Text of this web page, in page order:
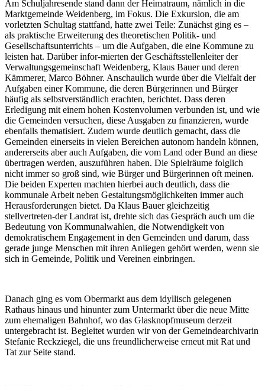
Am Schuljahresende stand dann der Heimatraum, nämlich in die
Marktgemeinde Weidenberg, im Fokus. Die Exkursion, die am
vorletzten Schultag stattfand, hatte zwei Teile: Zunächst ging es –
als praktische Erweiterung des theoretischen Politik- und
Gesellschaftsunterrichts – um die Aufgaben, die eine Kommune zu
leisten hat. Darüber infor-mierten der Geschäftsstellenleiter der
Verwaltungsgemeinschaft Weidenberg, Klaus Bauer und deren
Kämmerer, Marco Böhner. Anschaulich wurde über die Vielfalt der
Aufgaben einer Kommune, die deren Bürgerinnen und Bürger
häufig als selbstverständlich erachten, berichtet. Dass deren
Erledigung mit einem hohen Kostenvolumen verbunden ist, und wie
die Gemeinden versuchen, diese Ausgaben zu finanzieren, wurde
ebenfalls thematisiert. Zudem wurde deutlich gemacht, dass die
Gemeinden einerseits in vielen Bereichen autonom handeln können,
andererseits aber auch Aufgaben, die vom Land oder Bund an diese
übertragen werden, auszuführen haben. Die Spielräume folglich
nicht immer so groß sind, wie Bürger und Bürgerinnen oft meinen.
Die beiden Experten machten hierbei auch deutlich, dass die
kommunale Arbeit neben Gestaltungsmöglichkeiten immer auch
Herausforderungen bietet. Da Klaus Bauer gleichzeitig
stellvertreten-der Landrat ist, drehte sich das Gespräch auch um die
Bedeutung von Kommunalwahlen, die Notwendigkeit von
demokratischem Engagement in den Gemeinden und darum, dass
gerade junge Menschen mit ihren Anliegen gehört werden, wenn sie
sich in Gemeinde, Politik und Vereinen einbringen.
Danach ging es vom Obermarkt aus dem idyllisch gelegenen
Rathaus hinaus und hinunter zum Untermarkt über die neue Mitte
zum ehemaligen Bahnhof, wo das Glasknopfmuseum derzeit
untergebracht ist. Begleitet wurden wir von der Gemeindearchivarin
Stefanie Reckziegel, die uns freundlicherweise erneut mit Rat und
Tat zur Seite stand.